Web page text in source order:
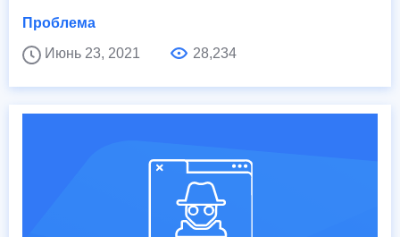
Проблема
Июнь 23, 2021
28,234